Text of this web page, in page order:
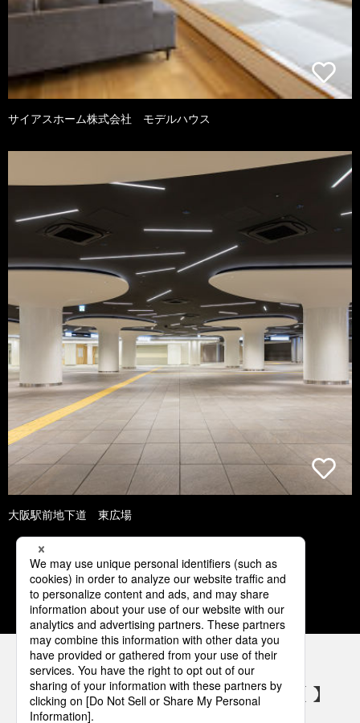
サイアスホーム株式会社 モデルハウス
大阪駅前地下道 東広場
1 2 3 4 5
パナソニックの電気設備 SNSアカウント